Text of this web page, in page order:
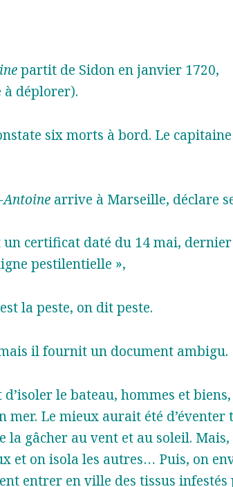
partit de Sidon en janvier 1720,
à déplorer).
six morts à bord. Le capitaine
Antoine arrive à Marseille, déclare
certificat daté du 14 mai,
pestilentielle »,
la peste, on dit peste.
il fournit un document ambigu.
le bateau, hommes et biens,
Le mieux aurait été d’éventer
la gâcher au vent et au soleil. Mais,
et on isola les autres… Puis, on
entrer en ville des tissus infestés